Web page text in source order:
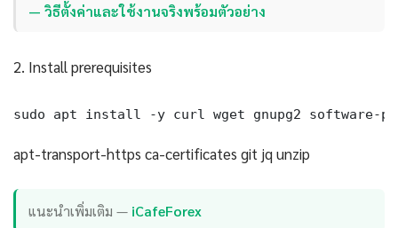
— วิธีตั้งค่าและใช้งานจริงพร้อมตัวอย่าง
2. Install prerequisites
sudo apt install -y curl wget gnupg2 software-
apt-transport-https ca-certificates git jq unzip
แนะนำเพิ่มเติม — iCafeForex